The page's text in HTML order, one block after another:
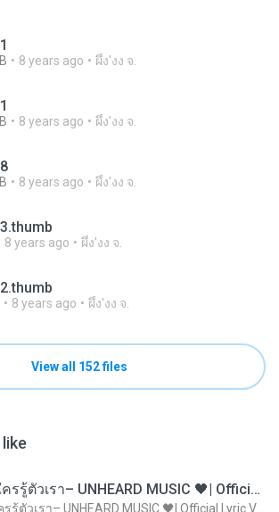
8 years ago ผึ้ง'งง จ.
8 years ago ผึ้ง'งง จ.
8 years ago ผึ้ง'งง จ.
8 years ago ผึ้ง'งง จ.
8 years ago ผึ้ง'งง จ.
View all 152 files
ไม่มีใครรู้ตัวเรา– UNHEARD MUSIC 🖤| Official Lyric Video | เพลงสู้ชีวิต